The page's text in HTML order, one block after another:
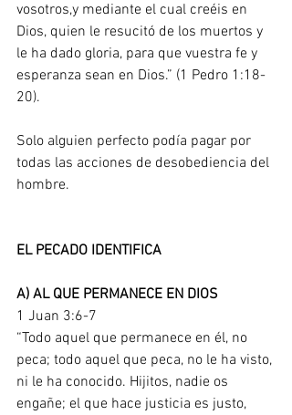
vosotros,y mediante el cual creéis en
Dios, quien le resucitó de los muertos y
le ha dado gloria, para que vuestra fe y
esperanza sean en Dios.” (1 Pedro 1:18-
20).
Solo alguien perfecto podía pagar por
todas las acciones de desobediencia del
hombre.
EL PECADO IDENTIFICA
A) AL QUE PERMANECE EN DIOS
1 Juan 3:6-7
“Todo aquel que permanece en él, no
peca; todo aquel que peca, no le ha visto,
ni le ha conocido. Hijitos, nadie os
engañe; el que hace justicia es justo,